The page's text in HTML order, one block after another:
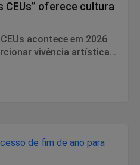
CEUs” oferece cultura
acontece em 2026
vivência artística,
e adultos em